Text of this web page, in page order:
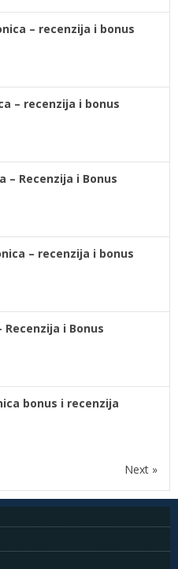
– recenzija i bonus
– recenzija i bonus
– Recenzija i Bonus
– recenzija i bonus
Recenzija i Bonus
bonus i recenzija
Next »